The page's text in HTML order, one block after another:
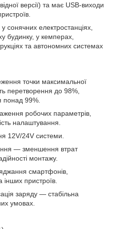
версії) та має USB-виходи
сонячних електростанціях,
будинку, у кемперах,
та автономних системах
точки максимальної
перетворення до 98%,
понад 99%.
робочих параметрів,
налаштування.
12V/24V системи.
— зменшення втрат
монтажу.
смартфонів,
інших пристроїв.
заряду — стабільна
умовах.